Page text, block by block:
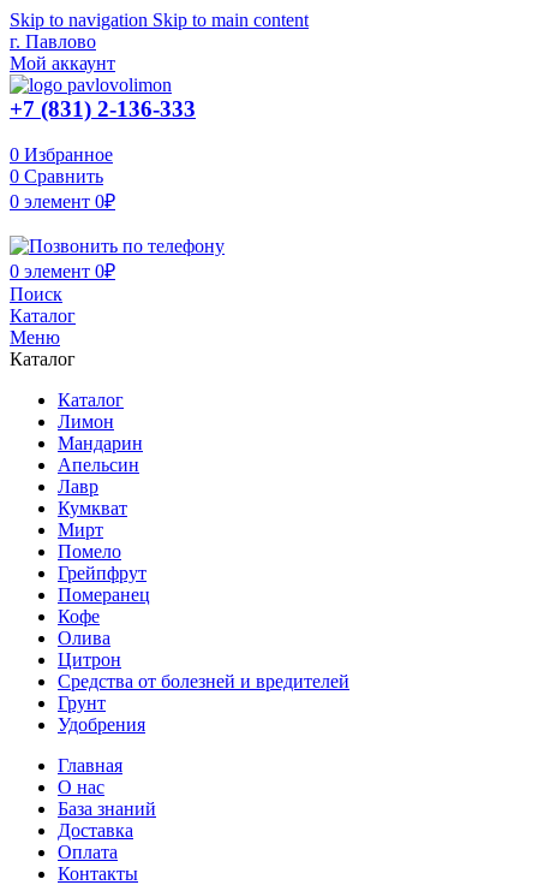
Skip to navigation Skip to main content
г. Павлово
Мой аккаунт
+7 (831) 2-136-333
0 Избранное
0 Сравнить
0 элемент 0₽
0 элемент 0₽
Поиск
Каталог
Меню
Каталог
Каталог
Лимон
Мандарин
Апельсин
Лавр
Кумкват
Мирт
Помело
Грейпфрут
Померанец
Кофе
Олива
Цитрон
Средства от болезней и вредителей
Грунт
Удобрения
Главная
О нас
База знаний
Доставка
Оплата
Контакты